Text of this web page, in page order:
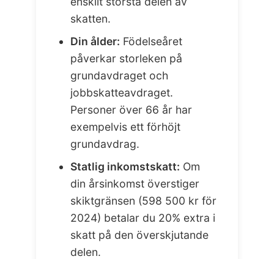
skatten.
Din ålder: Födelseåret
påverkar storleken på
grundavdraget och
jobbskatteavdraget.
Personer över 66 år har
exempelvis ett förhöjt
grundavdrag.
Statlig inkomstskatt: Om
din årsinkomst överstiger
skiktgränsen (598 500 kr för
2024) betalar du 20% extra i
skatt på den överskjutande
delen.